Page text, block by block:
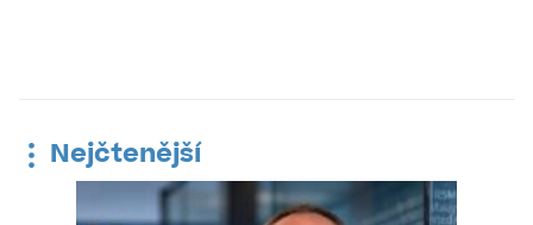
Nejčtenější